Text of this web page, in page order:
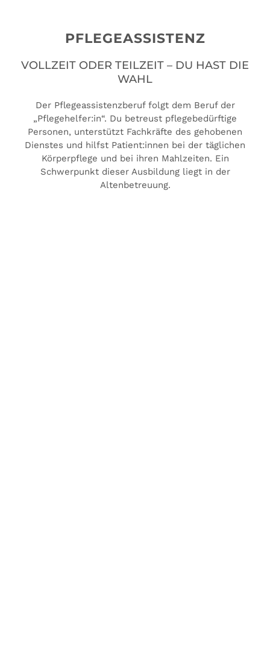
PFLEGEASSISTENZ
VOLLZEIT ODER TEILZEIT – DU HAST DIE
WAHL
Der Pflegeassistenzberuf folgt dem Beruf der
„Pflegehelfer:in“. Du betreust pflegebedürftige
Personen, unterstützt Fachkräfte des gehobenen
Dienstes und hilfst Patient:innen bei der täglichen
Körperpflege und bei ihren Mahlzeiten. Ein
Schwerpunkt dieser Ausbildung liegt in der
Altenbetreuung.